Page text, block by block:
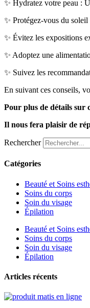
✨ Hydratez votre peau :
✨ Protégez-vous du
✨ Évitez les expositions
✨ Adoptez une
✨ Suivez les
En suivant ces conseils,
Pour plus de détails sur
Il nous fera plaisir de
Rechercher
Catégories
Beauté et Soins
Soins du corps
Soin du visage
Épilation
Beauté et Soins
Soins du corps
Soin du visage
Épilation
Articles récents